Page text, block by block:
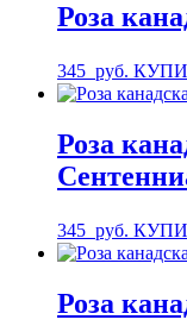
Роза
345 руб.
Роза
345 руб.
Роза